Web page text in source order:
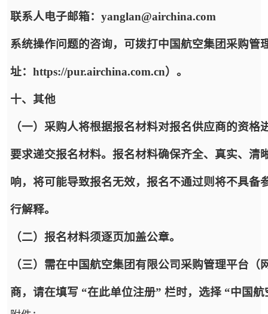
联系人电子邮箱：yanglan@airchina.com
系统操作问题的咨询，可拨打中国航空集团采购
址：https://pur.airchina.com.cn）。
十、其他
（一）采购人将根据报名材料对报名供应商的资
要求递交报名材料。报名材料确保齐全、真实、
响，将可能导致报名无效，报名不通过则将不具
行解释。
（二）报名材料须逐页加盖公章。
（三）需在中国航空集团有限公司采购管理平台
商，请在填写 “在此单位注册” 栏时，选择 “中国